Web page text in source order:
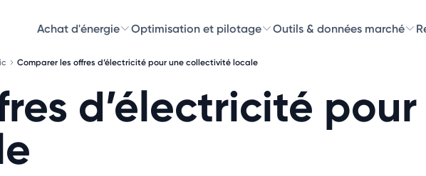
Achat d'énergie Optimisation et pilotage Outils & données marché
Comparer les offres d’électricité pour une collectivité locale
d’électricité
Découvrez nos
Choisissez les newsletters qui vous